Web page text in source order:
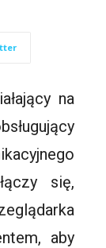
na
się,
aby